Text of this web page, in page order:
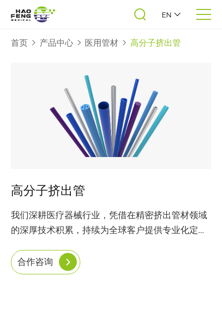
EN
首页 产品中心 医用管材 高分子挤出管
高分子挤出管
我们深耕医疗器械行业，凭借在精密挤出管材领域
的深厚技术积累，持续为全球客户提供专业化定制
合作咨询